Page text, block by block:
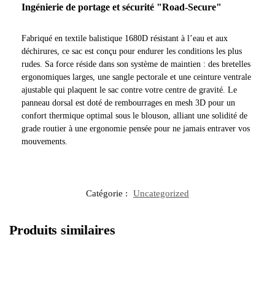
Ingénierie de portage et sécurité "Road-Secure"
Fabriqué en textile balistique 1680D résistant à l’eau et aux
déchirures, ce sac est conçu pour endurer les conditions les plus
rudes. Sa force réside dans son système de maintien : des bretelles
ergonomiques larges, une sangle pectorale et une ceinture ventrale
ajustable qui plaquent le sac contre votre centre de gravité. Le
panneau dorsal est doté de rembourrages en mesh 3D pour un
confort thermique optimal sous le blouson, alliant une solidité de
grade routier à une ergonomie pensée pour ne jamais entraver vos
mouvements.
Catégorie : Uncategorized
Produits similaires